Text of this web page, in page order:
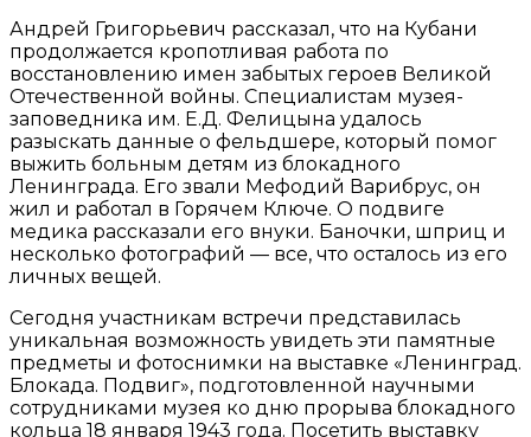
Андрей Григорьевич рассказал, что на Кубани
продолжается кропотливая работа по
восстановлению имен забытых героев Великой
Отечественной войны. Специалистам музея-
заповедника им. Е.Д. Фелицына удалось
разыскать данные о фельдшере, который помог
выжить больным детям из блокадного
Ленинграда. Его звали Мефодий Варибрус, он
жил и работал в Горячем Ключе. О подвиге
медика рассказали его внуки. Баночки, шприц и
несколько фотографий — все, что осталось из его
личных вещей.
Сегодня участникам встречи представилась
уникальная возможность увидеть эти памятные
предметы и фотоснимки на выставке «Ленинград.
Блокада. Подвиг», подготовленной научными
сотрудниками музея ко дню прорыва блокадного
кольца 18 января 1943 года. Посетить выставку